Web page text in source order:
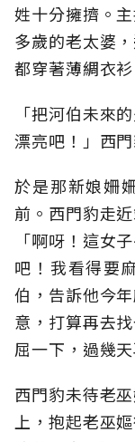
姓十分擁擠。
多歲的老太婆
都穿著薄綢衣
「把河伯未來
漂亮吧！」西
於是那新娘姍
前。西門豹走
「啊呀！這女
吧！我看得要
伯，告訴他今
意，打算再去
屈一下，過幾
西門豹未待老
上，抱起老巫